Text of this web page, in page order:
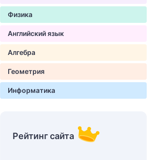
Физика
Английский язык
Алгебра
Геометрия
Информатика
Рейтинг сайта